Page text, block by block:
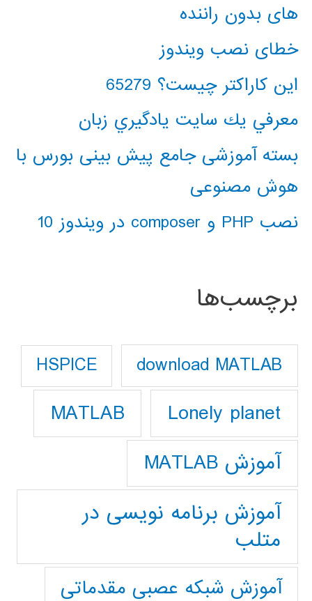
های بدون راننده
خطای نصب ویندوز
این کاراکتر چیست؟ 65279
معرفي يك سايت يادگيري زبان
بسته آموزشی جامع پیش بینی بورس با
هوش مصنوعی
نصب PHP و composer در ویندوز 10
برچسب‌ها
download MATLAB
HSPICE
Lonely planet
MATLAB
آموزش MATLAB
آموزش برنامه نویسی در
متلب
آموزش شبکه عصبی مقدماتی